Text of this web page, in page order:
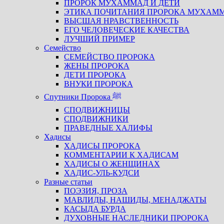
ПРОРОК МУХАММАД И ДЕТИ
ЭТИКА ПОЧИТАНИЯ ПРОРОКА
ВЫСШАЯ НРАВСТВЕННОСТЬ
ЕГО ЧЕЛОВЕЧЕСКИЕ КАЧЕСТВА
ЛУЧШИЙ ПРИМЕР
Семейство
СЕМЕЙСТВО ПРОРОКА
ЖЕНЫ ПРОРОКА
ДЕТИ ПРОРОКА
ВНУКИ ПРОРОКА
Спутники Пророка ﷺ
СПОДВИЖНИЦЫ
СПОДВИЖНИКИ
ПРАВЕДНЫЕ ХАЛИФЫ
Хадисы
ХАДИСЫ ПРОРОКА
КОММЕНТАРИИ К ХАДИСАМ
ХАДИСЫ О ЖЕНЩИНАХ
ХАДИС-УЛЬ-КУДСИ
Разные статьи
ПОЭЗИЯ, ПРОЗА
МАВЛИДЫ, НАШИДЫ, МЕНАДЖАТЫ
КАСЫДА БУРДА
ДУХОВНЫЕ НАСЛЕДНИКИ ПРОРОКА